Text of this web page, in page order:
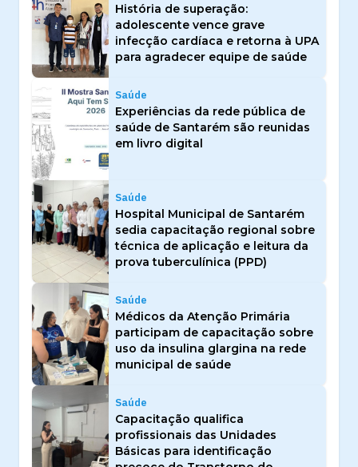
História de superação:
adolescente vence grave
infecção cardíaca e retorna à UPA
para agradecer equipe de saúde
Saúde
Experiências da rede pública de
saúde de Santarém são reunidas
em livro digital
Saúde
Hospital Municipal de Santarém
sedia capacitação regional sobre
técnica de aplicação e leitura da
prova tuberculínica (PPD)
Saúde
Médicos da Atenção Primária
participam de capacitação sobre
uso da insulina glargina na rede
municipal de saúde
Saúde
Capacitação qualifica
profissionais das Unidades
Básicas para identificação